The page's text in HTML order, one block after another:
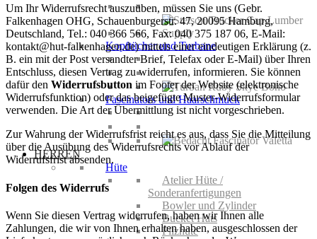
Kopftücher und Turbane
Fascinators und Haarschmuck
HERREN
Hüte
Atelier Hüte /
Sonderanfertigungen
Bowler und Zylinder
Bucket Hats
Filzhüte
Um Ihr Widerrufsrecht auszuüben, müssen Sie uns (Gebr.
Falkenhagen OHG, Schauenburgerstr. 47, 20095 Hamburg,
Deutschland, Tel.: 040 366 566, Fax: 040 375 187 06, E-Mail:
kontakt@hut-falkenhagen.de) mittels einer eindeutigen Erklärung (z.
B. ein mit der Post versandter Brief, Telefax oder E-Mail) über Ihren
Entschluss, diesen Vertrag zu widerrufen, informieren. Sie können
dafür den Widerrufsbutton im Footer der Website (elektronische
Widerrufsfunktion) oder das beigefügte Muster-Widerrufsformular
verwenden. Die Art der Übermittlung ist nicht vorgeschrieben.
Zur Wahrung der Widerrufsfrist reicht es aus, dass Sie die Mitteilung
über die Ausübung des Widerrufsrechts vor Ablauf der
Widerrufsfrist absenden.
Folgen des Widerrufs
Wenn Sie diesen Vertrag widerrufen, haben wir Ihnen alle
Zahlungen, die wir von Ihnen erhalten haben, ausgeschlossen der